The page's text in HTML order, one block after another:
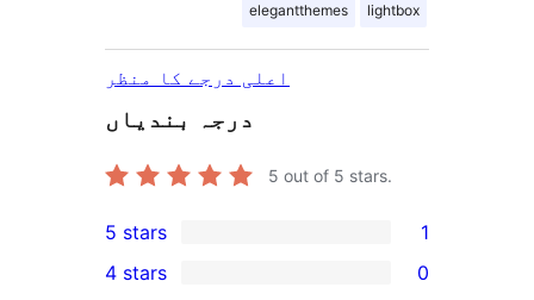
elegantthemes lightbox
اعلی درجے کا منظر
درجہ بندیاں
5 out of 5 stars.
1
5-
5 stars 1
4 stars 0